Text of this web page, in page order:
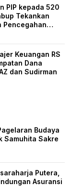
PIP kepada 520
Tekankan
Pencegahan
Keuangan RS
Dana
dan Sudirman
Budaya
Samuhita Sakre
Putera,
Asuransi